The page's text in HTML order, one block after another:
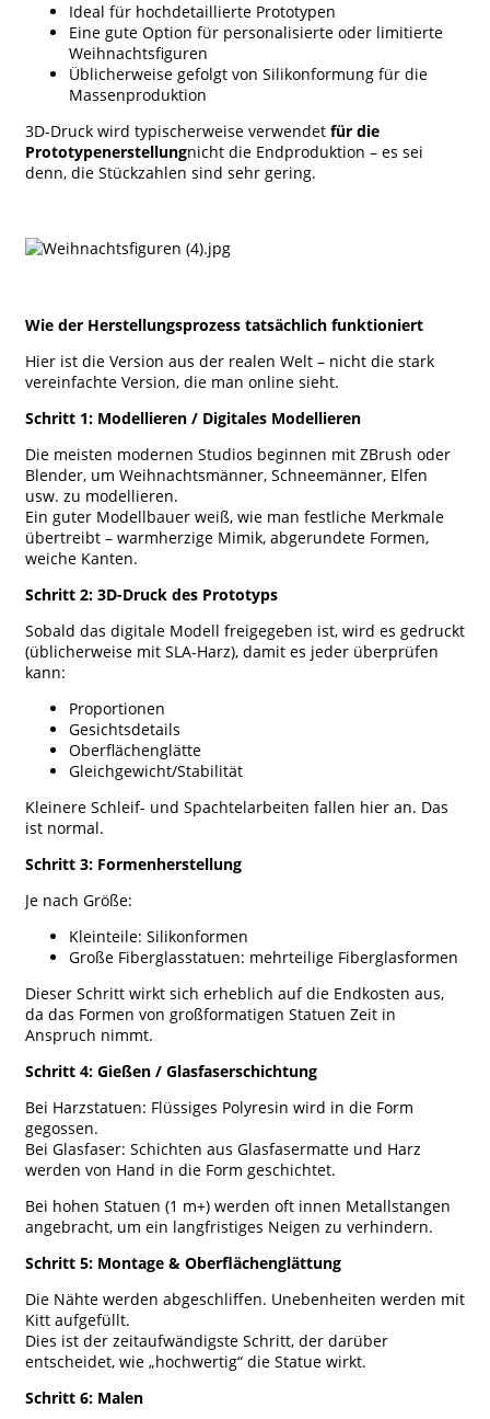
Ideal für hochdetaillierte Prototypen
Eine gute Option für personalisierte oder limitierte
Weihnachtsfiguren
Üblicherweise gefolgt von Silikonformung für die
Massenproduktion
3D-Druck wird typischerweise verwendet für die
Prototypenerstellungnicht die Endproduktion – es sei
denn, die Stückzahlen sind sehr gering.
Wie der Herstellungsprozess tatsächlich funktioniert
Hier ist die Version aus der realen Welt – nicht die stark
vereinfachte Version, die man online sieht.
Schritt 1: Modellieren / Digitales Modellieren
Die meisten modernen Studios beginnen mit ZBrush oder
Blender, um Weihnachtsmänner, Schneemänner, Elfen
usw. zu modellieren.
Ein guter Modellbauer weiß, wie man festliche Merkmale
übertreibt – warmherzige Mimik, abgerundete Formen,
weiche Kanten.
Schritt 2: 3D-Druck des Prototyps
Sobald das digitale Modell freigegeben ist, wird es gedruckt
(üblicherweise mit SLA-Harz), damit es jeder überprüfen
kann:
Proportionen
Gesichtsdetails
Oberflächenglätte
Gleichgewicht/Stabilität
Kleinere Schleif- und Spachtelarbeiten fallen hier an. Das
ist normal.
Schritt 3: Formenherstellung
Je nach Größe:
Kleinteile: Silikonformen
Große Fiberglasstatuen: mehrteilige Fiberglasformen
Dieser Schritt wirkt sich erheblich auf die Endkosten aus,
da das Formen von großformatigen Statuen Zeit in
Anspruch nimmt.
Schritt 4: Gießen / Glasfaserschichtung
Bei Harzstatuen: Flüssiges Polyresin wird in die Form
gegossen.
Bei Glasfaser: Schichten aus Glasfasermatte und Harz
werden von Hand in die Form geschichtet.
Bei hohen Statuen (1 m+) werden oft innen Metallstangen
angebracht, um ein langfristiges Neigen zu verhindern.
Schritt 5: Montage & Oberflächenglättung
Die Nähte werden abgeschliffen. Unebenheiten werden mit
Kitt aufgefüllt.
Dies ist der zeitaufwändigste Schritt, der darüber
entscheidet, wie „hochwertig“ die Statue wirkt.
Schritt 6: Malen